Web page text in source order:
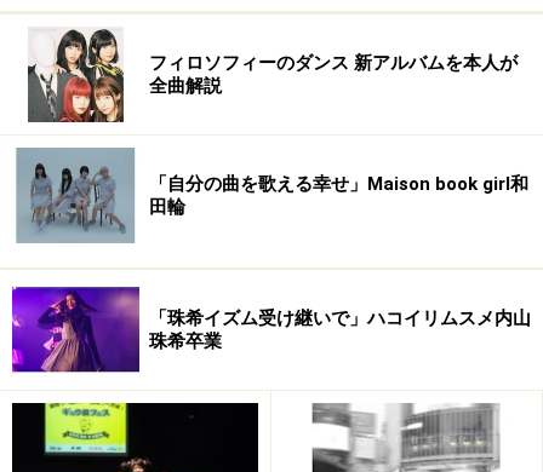
フィロソフィーのダンス 新アルバムを本人が
全曲解説
「自分の曲を歌える幸せ」Maison book girl和
田輪
「珠希イズム受け継いで」ハコイリムスメ内山
珠希卒業